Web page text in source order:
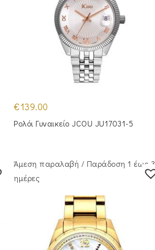
€139.00
Ρολόι Γυναικείο JCOU JU17031-5
Άμεση παραλαβή / Παράδoση 1 έως 3
ημέρες